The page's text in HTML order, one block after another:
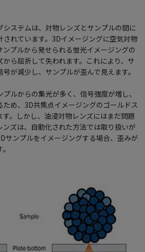
システムは、対物レンズとサンプルの間に
れています。3Dイメージングに空気対物
ンプルから発せられる蛍光イメージングの
ら屈折して失われます。これにより、サ
が減少し、サンプルが歪んで見えます。
ルからの集光が多く、信号強度が増し、
ため、3D共焦点イメージングのゴールドス
す。しかし、油浸対物レンズにはまだ問題
ンズは、自動化された方法では取り扱いが
サンプルをイメージングする場合、歪みが